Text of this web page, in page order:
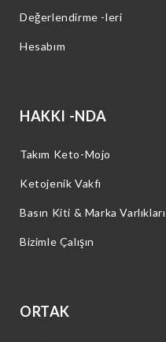
Değerlendirme -leri
Hesabım
HAKKI -NDA
Takım Keto-Mojo
Ketojenik Vakfı
Basın Kiti & Marka Varlıkları
Bizimle Çalışın
ORTAK